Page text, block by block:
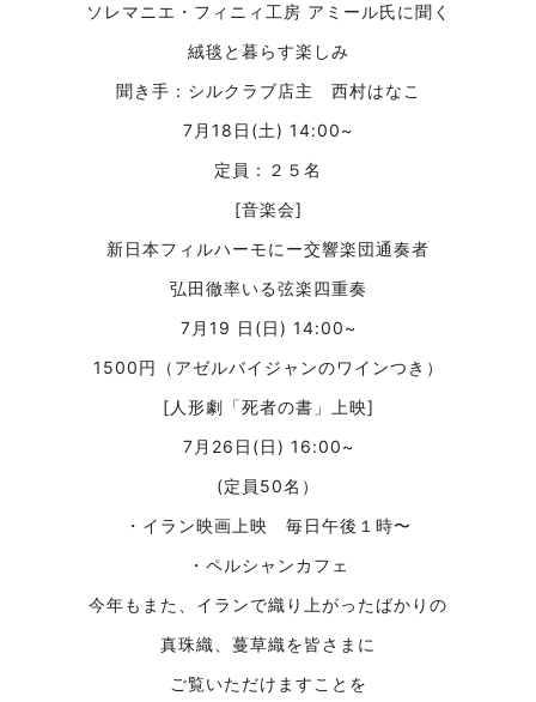
ソレマニエ・フィニィ工房 アミール氏に聞く
絨毯と暮らす楽しみ
聞き手：シルクラブ店主 西村はなこ
7月18日(土) 14:00~
定員：２５名
[音楽会]
新日本フィルハーモにー交響楽団通奏者
弘田徹率いる弦楽四重奏
7月19 日(日) 14:00~
1500円（アゼルバイジャンのワインつき）
[人形劇「死者の書」上映]
7月26日(日) 16:00~
(定員50名）
・イラン映画上映 毎日午後１時〜
・ペルシャンカフェ
今年もまた、イランで織り上がったばかりの
真珠織、蔓草織を皆さまに
ご覧いただけますことを